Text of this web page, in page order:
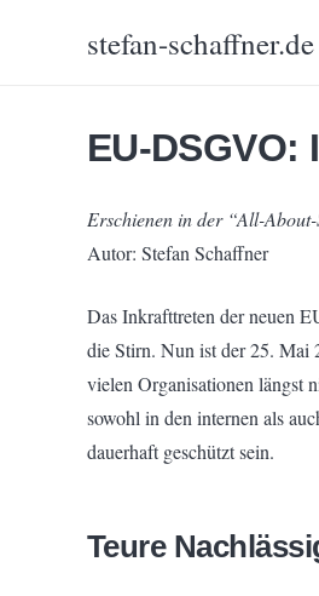
stefan-schaffner.de
EU-
Erschienen in der “All-
Autor: Stefan Schaffner
Das Inkrafttreten der neuen
die Stirn. Nun ist der 25. Mai
vielen Organisationen längst
sowohl in den internen als
dauerhaft geschützt sein.
Teure